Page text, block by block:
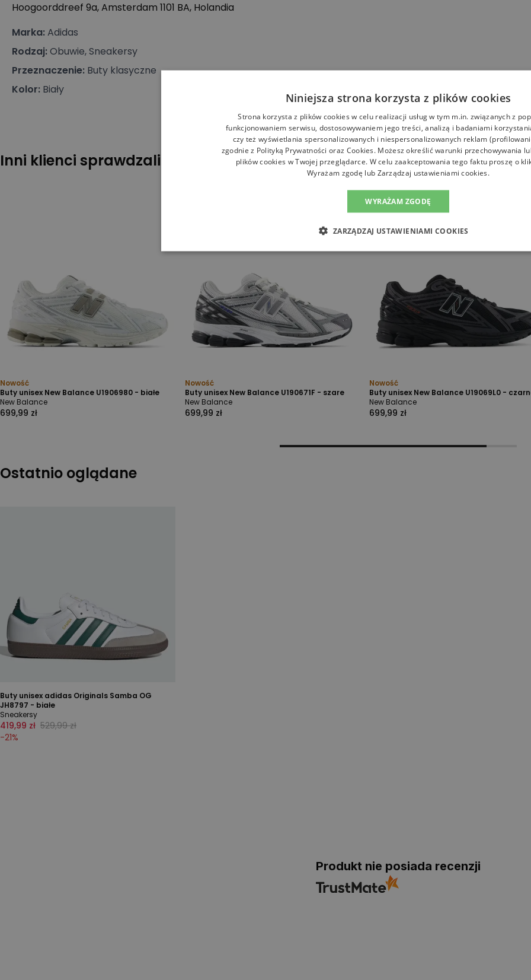
Hoogoorddreef 9a, Amsterdam 1101 BA, Holandia
Marka:Adidas
Rodzaj:Obuwie, Sneakersy
Przeznaczenie: Buty klasyczne
Kolor: Biały
Inni klienci sprawdzali również
Nowość
Buty unisex New Balance U1906980 - białe
New Balance
699,99 zł
Nowość
Buty unisex New Balance U190671F - szare
New Balance
699,99 zł
Nowość
Buty unisex New Balance U19069L0 -
New Balance
699,99 zł
Ostatnio oglądane
Buty unisex adidas Originals Samba OG
JH8797 - białe
Sneakersy
419,99 zł 529,99 zł
-21%
Produkt nie posiada recenzji
Niniejsza strona korzysta z plików cookies
Strona korzysta z plików cookies w celu realizacji usług w tym m.in. związanych z
funkcjonowaniem serwisu, dostosowywaniem jego treści, analizą i badaniami
czy też wyświetlania spersonalizowanych i niespersonalizowanych reklam
zgodnie z Polityką Prywatności oraz Cookies. Możesz określić warunki przechowywania
plików cookies w Twojej przeglądarce. W celu zaakceptowania tego faktu proszę o
Wyrażam zgodę lub Zarządzaj ustawieniami cookies.
WYRAŻAM ZGODĘ
ZARZĄDZAJ USTAWIENIAMI COOKIES